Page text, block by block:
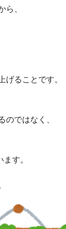
ら、
げることです。
のではなく、
す。